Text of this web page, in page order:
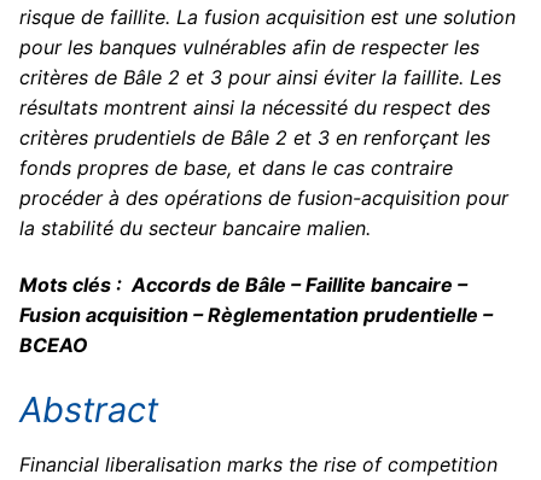
risque de faillite. La fusion acquisition est une solution
pour les banques vulnérables afin de respecter les
critères de Bâle 2 et 3 pour ainsi éviter la faillite. Les
résultats montrent ainsi la nécessité du respect des
critères prudentiels de Bâle 2 et 3 en renforçant les
fonds propres de base, et dans le cas contraire
procéder à des opérations de fusion-acquisition pour
la stabilité du secteur bancaire malien.
Mots clés : Accords de Bâle – Faillite bancaire –
Fusion acquisition – Règlementation prudentielle –
BCEAO
Abstract
Financial liberalisation marks the rise of competition